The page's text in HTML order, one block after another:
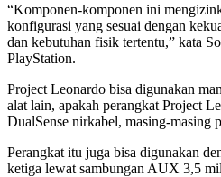
“Komponen-komponen ini
konfigurasi yang sesuai dengan
dan kebutuhan fisik tertentu,” kata
PlayStation.
Project Leonardo bisa digunakan
alat lain, apakah perangkat Project
DualSense nirkabel, masing-masing
Perangkat itu juga bisa digunakan
ketiga lewat sambungan AUX 3,5